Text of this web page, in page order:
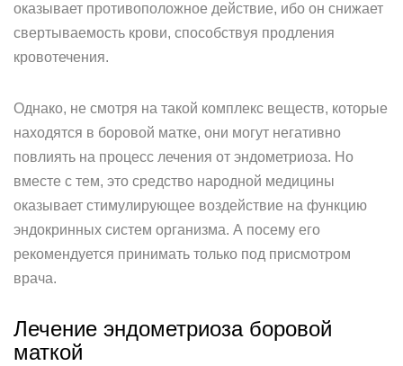
оказывает противоположное действие, ибо он снижает
свертываемость крови, способствуя продления
кровотечения.
Однако, не смотря на такой комплекс веществ, которые
находятся в боровой матке, они могут негативно
повлиять на процесс лечения от эндометриоза. Но
вместе с тем, это средство народной медицины
оказывает стимулирующее воздействие на функцию
эндокринных систем организма. А посему его
рекомендуется принимать только под присмотром
врача.
Лечение эндометриоза боровой
маткой